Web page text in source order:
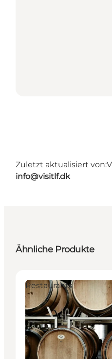
Zuletzt aktualisiert von:
info@visitlf.dk
Ähnliche Produkte
Restaurants